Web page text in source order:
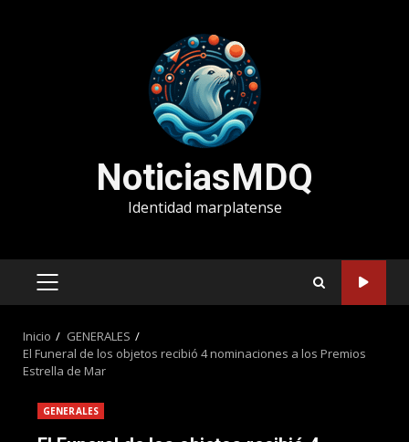
NoticiasMDQ
Identidad marplatense
MENÚ
Inicio
GENERALES
El Funeral de los objetos recibió 4 nominaciones a los Premios
Estrella de Mar
GENERALES